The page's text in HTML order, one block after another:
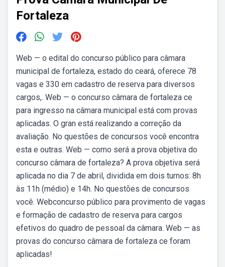
Fortaleza
Web — o edital do concurso público para câmara
municipal de fortaleza, estado do ceará, oferece 78
vagas e 330 em cadastro de reserva para diversos
cargos,. Web — o concurso câmara de fortaleza ce
para ingresso na câmara municipal está com provas
aplicadas. O gran está realizando a correção da
avaliação. No questões de concursos você encontra
esta e outras. Web — como será a prova objetiva do
concurso câmara de fortaleza? A prova objetiva será
aplicada no dia 7 de abril, dividida em dois turnos: 8h
às 11h (médio) e 14h. No questões de concursos
você. Webconcurso público para provimento de vagas
e formação de cadastro de reserva para cargos
efetivos do quadro de pessoal da câmara. Web — as
provas do concurso câmara de fortaleza ce foram
aplicadas!